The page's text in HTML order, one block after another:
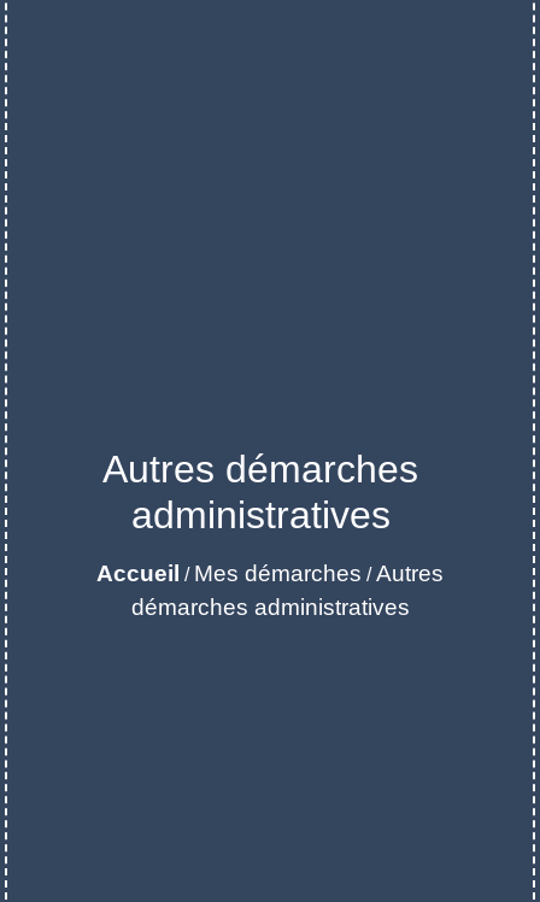
Autres démarches
administratives
Accueil / Mes démarches /Autres
démarches administratives